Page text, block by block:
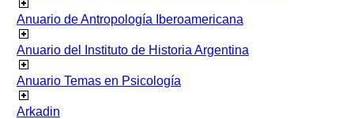
Anuario de Antropología Iberoamericana
Anuario del Instituto de Historia Argentina
Anuario Temas en Psicología
Arkadin